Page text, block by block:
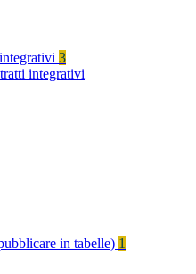
3
integrativi
in tabelle) 1